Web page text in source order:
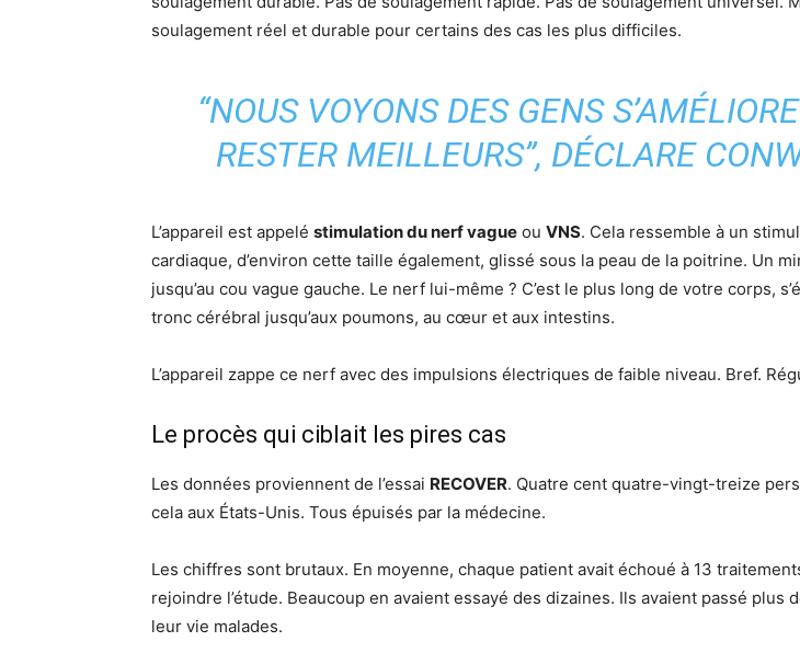
soulagement réel et durable pour certains des cas les plus difficiles.
“NOUS VOYONS DES GENS
RESTER MEILLEURS”, DÉCLARE
L’appareil est appelé stimulation du nerf vague ou VNS. Cela ressemble à un
cardiaque, d’environ cette taille également, glissé sous la peau de la poitrine. Un
jusqu’au cou vague gauche. Le nerf lui-même ? C’est le plus long de votre corps,
tronc cérébral jusqu’aux poumons, au cœur et aux intestins.
L’appareil zappe ce nerf avec des impulsions électriques de faible niveau. Bref.
Le procès qui ciblait les pires cas
Les données proviennent de l’essai RECOVER. Quatre cent quatre-vingt-treize
cela aux États-Unis. Tous épuisés par la médecine.
Les chiffres sont brutaux. En moyenne, chaque patient avait échoué à 13
rejoindre l’étude. Beaucoup en avaient essayé des dizaines. Ils avaient passé plus
leur vie malades.